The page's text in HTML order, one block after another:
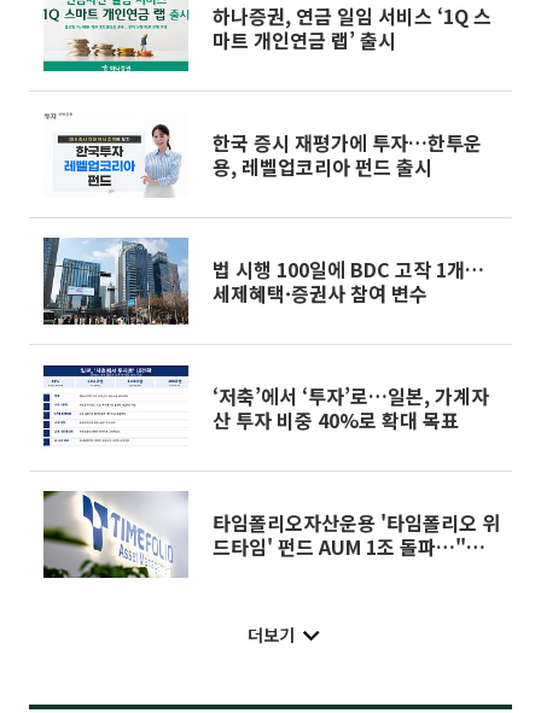
하나증권, 연금 일임 서비스 ‘1Q 스
마트 개인연금 랩’ 출시
한국 증시 재평가에 투자…한투운
용, 레벨업코리아 펀드 출시
법 시행 100일에 BDC 고작 1개…
세제혜택·증권사 참여 변수
‘저축’에서 ‘투자’로…일본, 가계자
산 투자 비중 40%로 확대 목표
타임폴리오자산운용 '타임폴리오 위
드타임' 펀드 AUM 1조 돌파…"사
더보기